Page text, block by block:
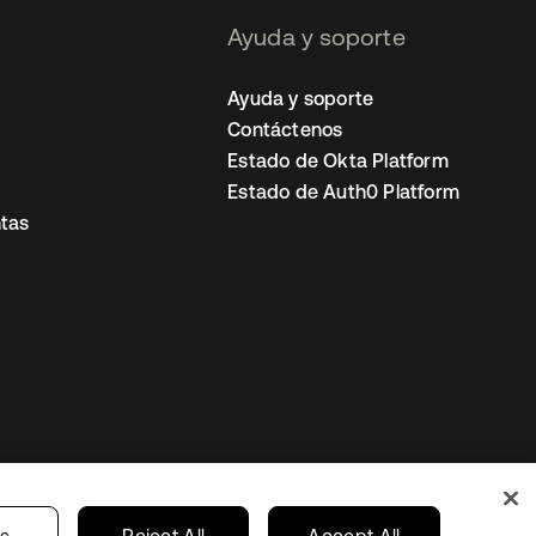
Ayuda y soporte
Ayuda y soporte
Contáctenos
Estado de Okta Platform
Estado de Auth0 Platform
Preferencias de cookies Mexico